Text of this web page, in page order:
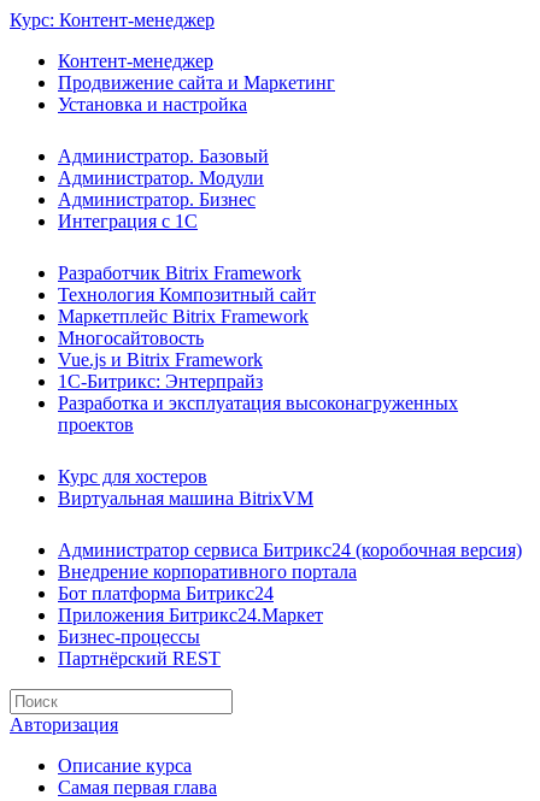
Курс: Контент-менеджер
Контент-менеджер
Продвижение сайта и Маркетинг
Установка и настройка
Администратор. Базовый
Администратор. Модули
Администратор. Бизнес
Интеграция с 1С
Разработчик Bitrix Framework
Технология Композитный сайт
Маркетплейс Bitrix Framework
Многосайтовость
Vue.js и Bitrix Framework
1С-Битрикс: Энтерпрайз
Разработка и эксплуатация высоконагруженных
проектов
Курс для хостеров
Виртуальная машина BitrixVM
Администратор сервиса Битрикс24 (коробочная версия)
Внедрение корпоративного портала
Бот платформа Битрикс24
Приложения Битрикс24.Маркет
Бизнес-процессы
Партнёрский REST
Авторизация
Описание курса
Самая первая глава